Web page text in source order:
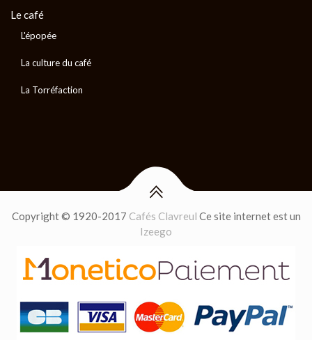
Le café
L'épopée
La culture du café
La Torréfaction
Copyright © 1920-2017 Cafés Clavreul Ce site internet est un
Izeego